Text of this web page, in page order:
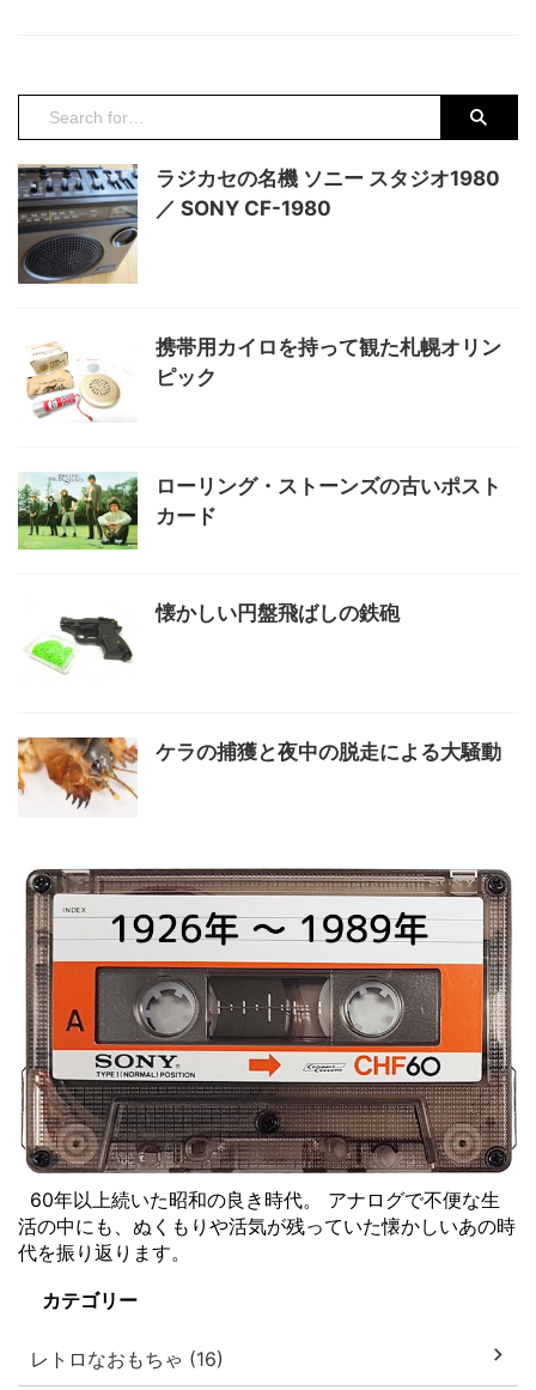
で頭部とお尻の部分に温度・気圧
飲む仕草をするという仕組み、単
純な動きの繰返しですが、何故か
見入ってしまう不思議な置物でし
た。 目の前に水の入ったコップ
を置いておくと振り子のように振
ラジカセの名機 ソニー スタジオ1980
／ SONY CF-1980
携帯用カイロを持って観た札幌オリン
ピック
ローリング・ストーンズの古いポスト
カード
懐かしい円盤飛ばしの鉄砲
ケラの捕獲と夜中の脱走による大騒動
60年以上続いた昭和の良き時代。 アナログで不便な生
活の中にも、ぬくもりや活気が残っていた懐かしいあの時
代を振り返ります。
カテゴリー
レトロなおもちゃ (16)